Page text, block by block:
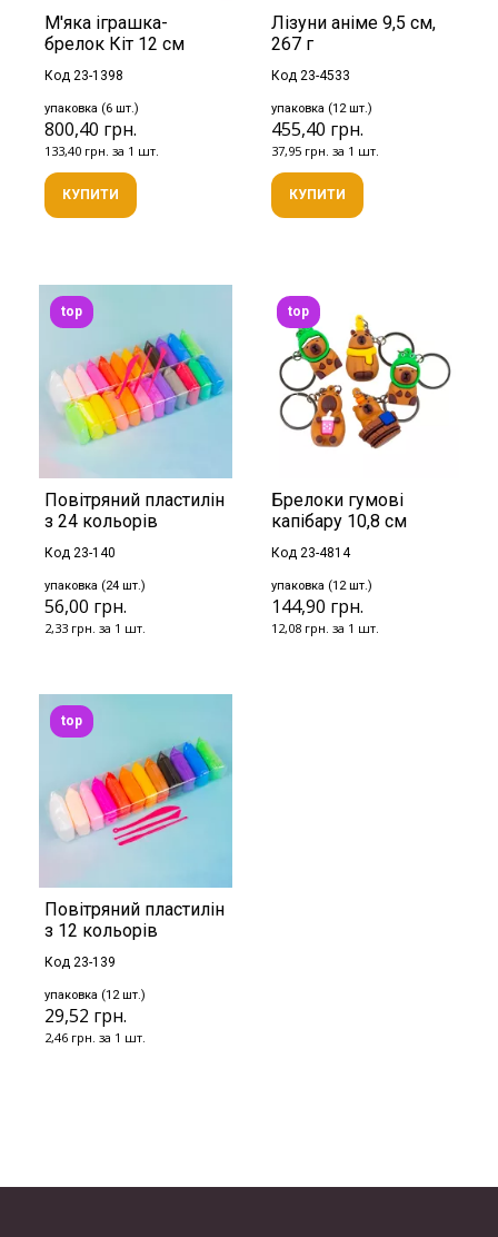
М'яка іграшка-
брелок Кіт 12 см
Код 23-1398
упаковка (6 шт.)
800,40 грн.
133,40 грн. за 1 шт.
КУПИТИ
Лізуни аніме 9,5 см,
267 г
Код 23-4533
упаковка (12 шт.)
455,40 грн.
37,95 грн. за 1 шт.
КУПИТИ
Повітряний пластилін
з 24 кольорів
Код 23-140
упаковка (24 шт.)
56,00 грн.
2,33 грн. за 1 шт.
top
Брелоки гумові
капібару 10,8 см
Код 23-4814
упаковка (12 шт.)
144,90 грн.
12,08 грн. за 1 шт.
top
Повітряний пластилін
з 12 кольорів
Код 23-139
упаковка (12 шт.)
29,52 грн.
2,46 грн. за 1 шт.
top